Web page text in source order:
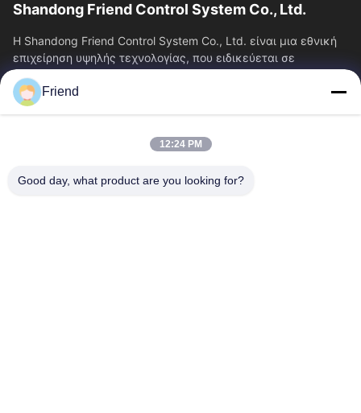
Shandong Friend Control System Co., Ltd.
Η Shandong Friend Control System Co., Ltd. είναι μια εθνική
επιχείρηση υψηλής τεχνολογίας, που ειδικεύεται σε
υπηρεσίες Ε&Α οργάνων, κατασκευής...
Γρήγορες Συνδέσεις
Σχετικά Με Εμάς
Γύρος Εργοστασίων
Ποιοτικός Έλεγχος
Friend
12:24 PM
Good day, what product are you looking for?